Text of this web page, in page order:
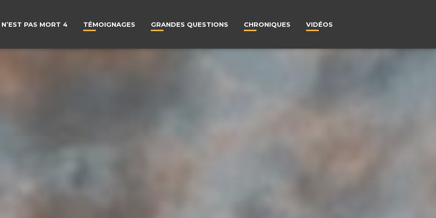
PAS MORT 4 TÉMOIGNAGES GRANDES QUESTIONS CHRONIQUES VIDÉOS